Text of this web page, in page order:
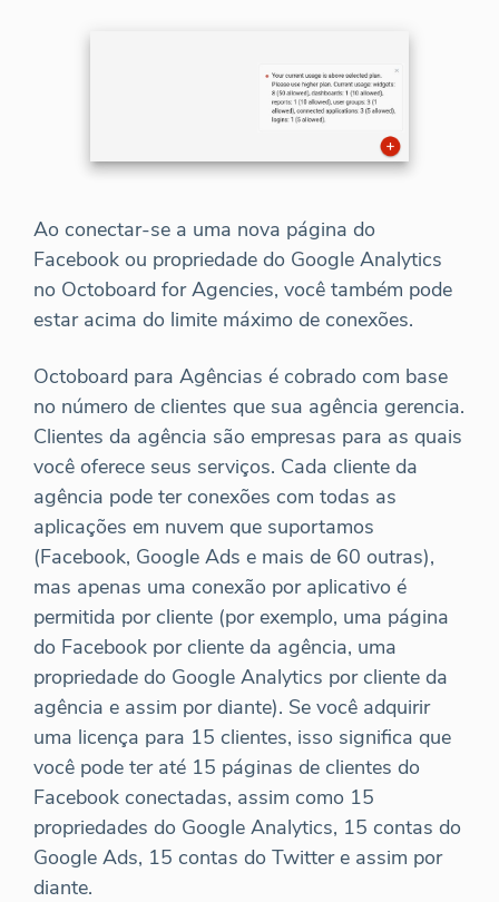
Ao conectar-se a uma nova página do
Facebook ou propriedade do Google Analytics
no Octoboard for Agencies, você também pode
estar acima do limite máximo de conexões.
Octoboard para Agências é cobrado com base
no número de clientes que sua agência gerencia.
Clientes da agência são empresas para as quais
você oferece seus serviços. Cada cliente da
agência pode ter conexões com todas as
aplicações em nuvem que suportamos
(Facebook, Google Ads e mais de 60 outras),
mas apenas uma conexão por aplicativo é
permitida por cliente (por exemplo, uma página
do Facebook por cliente da agência, uma
propriedade do Google Analytics por cliente da
agência e assim por diante). Se você adquirir
uma licença para 15 clientes, isso significa que
você pode ter até 15 páginas de clientes do
Facebook conectadas, assim como 15
propriedades do Google Analytics, 15 contas do
Google Ads, 15 contas do Twitter e assim por
diante.